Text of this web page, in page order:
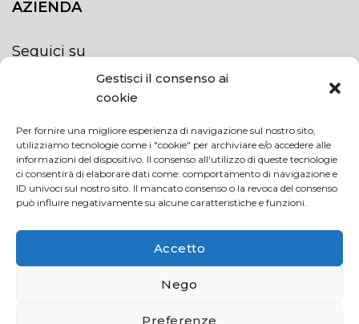
Gestisci il consenso ai
cookie
Per fornire una migliore esperienza di navigazione sul nostro sito,
utilizziamo tecnologie come i "cookie" per archiviare e/o accedere alle
informazioni del dispositivo. Il consenso all'utilizzo di queste tecnologie
ci consentirà di elaborare dati come: comportamento di navigazione e
ID univoci sul nostro sito. Il mancato consenso o la revoca del consenso
può influire negativamente su alcune caratteristiche e funzioni.
Accetto
Nego
Preferenze
AZIENDA
Seguici su
ISCRIVITI ALLA NEWSLETTER
Rimani sempre aggiornato iscrivendoti alla
newsletter
NEWSLETTER
Acconsento al trattamento dei miei dati personali
If